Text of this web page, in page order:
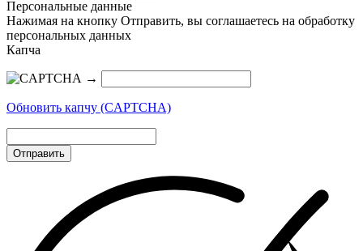
Персональные данные
Нажимая на кнопку Отправить, вы соглашаетесь на обработку
персональных данных
Капча
→
Обновить капчу (CAPTCHA)
Отправить